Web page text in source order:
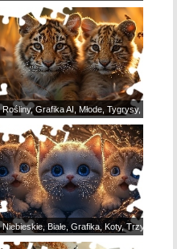
Rośliny, Grafika AI, Młode, Tygrysy, Dwa
Niebieskie, Białe, Grafika, Koty, Trzy, Oczy,